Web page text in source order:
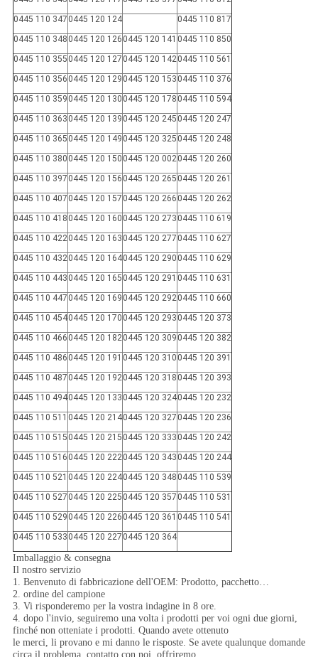
0445 110 347 0445 120 124
0445 110 817
0445 110 348 0445 120 126 0445 120 141 0445 110 850
0445 110 355 0445 120 127 0445 120 1420445 110 561
0445 110 356 0445 120 129 0445 120 153 0445 110 376
0445 110 359 0445 120 130 0445 120 178 0445 110 594
0445 110 363 0445 120 139 0445 120 245 0445 120 247
0445 110 365 0445 120 149 0445 120 325 0445 120 248
0445 110 380 0445 120 150 0445 120 0020445 120 260
0445 110 397 0445 120 156 0445 120 265 0445 120 261
0445 110 407 0445 120 157 0445 120 266 0445 120 262
0445 110 418 0445 120 160 0445 120 273 0445 110 619
0445 110 4220445 120 163 0445 120 277 0445 110 627
0445 110 4320445 120 1640445 120 290 0445 110 629
0445 110 443 0445 120 165 0445 120 291 0445 110 631
0445 110 447 0445 120 169 0445 120 2920445 110 660
0445 110 4540445 120 170 0445 120 293 0445 120 373
0445 110 466 0445 120 1820445 120 309 0445 120 382
0445 110 486 0445 120 191 0445 120 310 0445 120 391
0445 110 487 0445 120 1920445 120 318 0445 120 393
0445 110 4940445 120 133 0445 120 3240445 120 232
0445 110 511 0445 120 2140445 120 327 0445 120 236
0445 110 515 0445 120 215 0445 120 333 0445 120 242
0445 110 516 0445 120 2220445 120 343 0445 120 244
0445 110 521 0445 120 2240445 120 348 0445 110 539
0445 110 527 0445 120 225 0445 120 357 0445 110 531
0445 110 529 0445 120 226 0445 120 361 0445 110 541
0445 110 533 0445 120 227 0445 120 364
Imballaggio & consegna
Il nostro servizio
1. Benvenuto di fabbricazione dell'OEM: Prodotto, pacchetto…
2. ordine del campione
3. Vi risponderemo per la vostra indagine in 8 ore.
4. dopo l'invio, seguiremo una volta i prodotti per voi ogni due giorni,
finché non otteniate i prodotti. Quando avete ottenuto
le merci, li provano e mi danno le risposte. Se avete qualunque domande
circa il problema, contatto con noi, offriremo